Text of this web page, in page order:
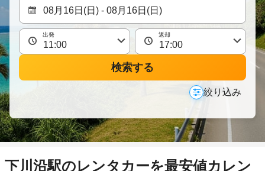
出発 返却
検索する
絞り込み
下川沿駅のレンタカーを最安値カレン